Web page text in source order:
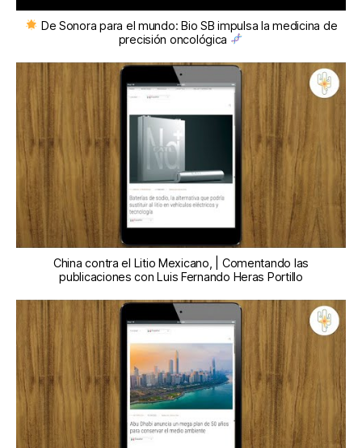
De Sonora para el mundo: Bio SB impulsa la medicina de
precisión oncológica
China contra el Litio Mexicano, | Comentando las
publicaciones con Luis Fernando Heras Portillo